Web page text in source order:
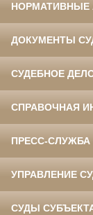
НОРМАТИВНЫЕ
ДОКУМЕНТЫ
СУДЕБНОЕ
СПРАВОЧНАЯ
ПРЕСС-СЛУЖБА
УПРАВЛЕНИЕ
СУДЫ